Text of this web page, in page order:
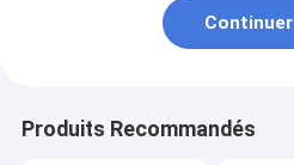
Continuer
Produits Recommandés